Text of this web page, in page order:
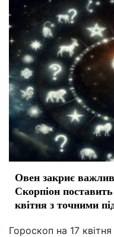
Овен закриє
Скорпіон
квітня з точними
Гороскоп на 17